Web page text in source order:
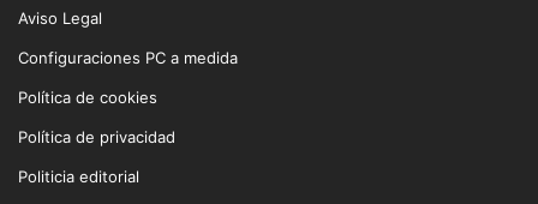
Aviso Legal
Configuraciones PC a medida
Política de cookies
Política de privacidad
Politicia editorial